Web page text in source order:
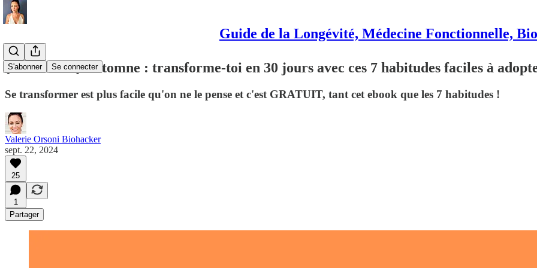
Guide de la Longévité, Médecine Fonctionnelle,
S'abonner Se connecter
{GRATUIT} Automne : transforme-toi en 30 jours avec ces 7 habitudes faciles à
Se transformer est plus facile qu'on ne le pense et c'est GRATUIT, tant cet ebook que les 7 habitudes !
Valerie Orsoni Biohacker
sept. 22, 2024
25
1
Partager